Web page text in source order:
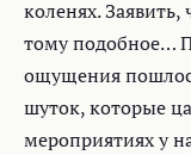
коленях.
тому подобное…
ощущения
шуток, которые
мероприятиях у